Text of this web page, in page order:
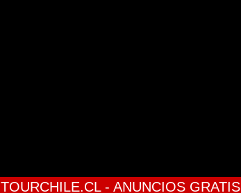
TOURCHILE.CL - ANUNCIOS GRATIS